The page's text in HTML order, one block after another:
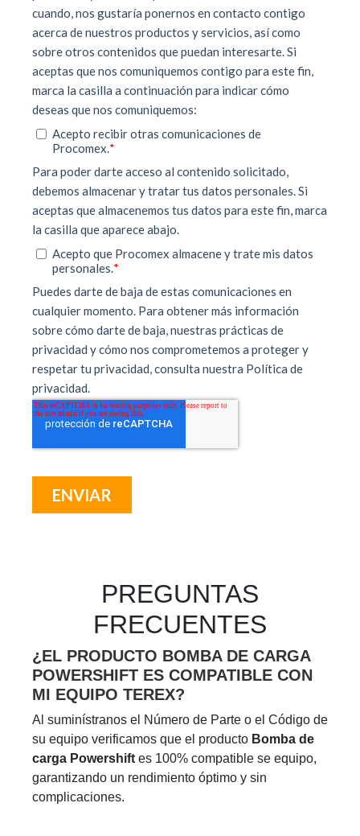
PREGUNTAS
FRECUENTES
¿EL PRODUCTO BOMBA DE CARGA
POWERSHIFT ES COMPATIBLE CON
MI EQUIPO TEREX?
Al suminístranos el Número de Parte o el Código de
su equipo verificamos que el producto Bomba de
carga Powershift es 100% compatible se equipo,
garantizando un rendimiento óptimo y sin
complicaciones.